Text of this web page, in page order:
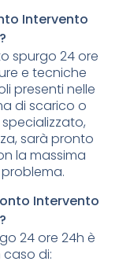
Intervento
spurgo 24 ore
e tecniche
presenti nelle
di scarico o
sarà pronto
la massima
Intervento
24 ore 24h è
di: